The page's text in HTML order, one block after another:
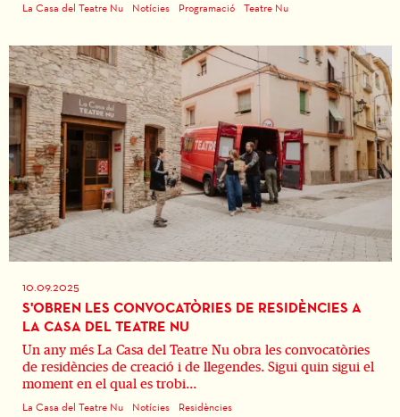
La Casa del Teatre Nu Notícies Programació Teatre Nu
10.09.2025
S'OBREN LES CONVOCATÒRIES DE RESIDÈNCIES A
LA CASA DEL TEATRE NU
Un any més La Casa del Teatre Nu obra les convocatòries
de residències de creació i de llegendes. Sigui quin sigui el
moment en el qual es trobi...
La Casa del Teatre Nu Notícies Residències